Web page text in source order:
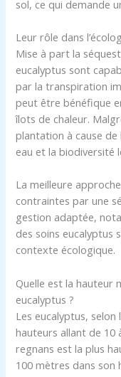
sol, ce qui demande
Leur rôle dans
Mise à part la
eucalyptus sont
par la transpiration
peut être bénéfique
îlots de chaleur.
plantation à cause
eau et la biodiversité
La meilleure
contraintes par une
gestion adaptée,
des soins eucalyptus
contexte écologique.
Quelle est la hauteur
eucalyptus ?
Les eucalyptus, selon
hauteurs allant de 10
regnans est la plus
100 mètres dans son